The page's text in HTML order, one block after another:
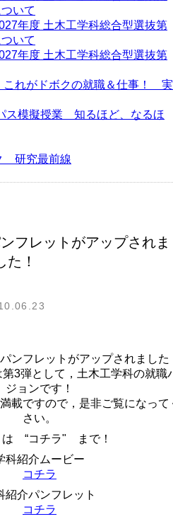
フレットがアップされま
た！
ンフレットがアップされました
3弾として，土木工学科の就職
ジョンです！
載ですので，是非ご覧になって
さい。
は “コチラ" まで！
科紹介ムービー
コチラ
紹介パンフレット
コチラ